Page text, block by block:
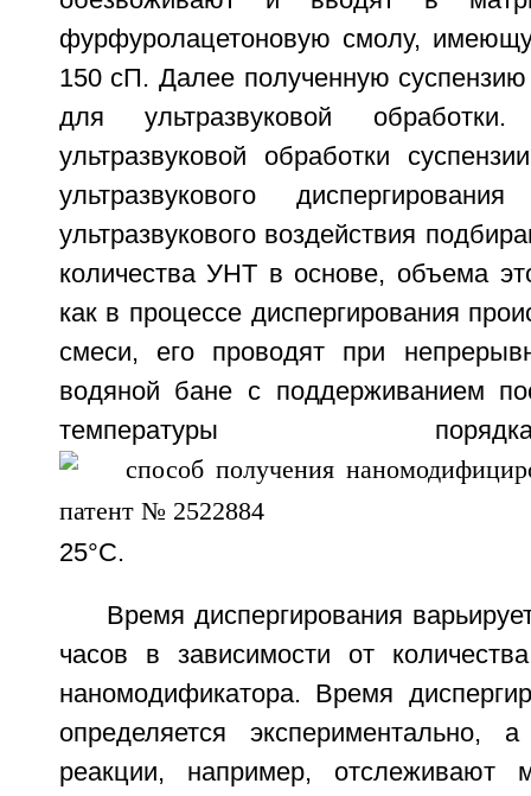
фурфуролацетоновую смолу,
150 сП. Далее полученную
для ультразвуковой
ультразвуковой обработки
ультразвукового
ультразвукового воздействия
количества УНТ в основе, объема
как в процессе диспергирования
смеси, его проводят при
водяной бане с поддерживанием
температуры
25°С.
Время диспергирования
часов в зависимости от
наномодификатора. Время
определяется экспериментально,
реакции, например, отслеживают